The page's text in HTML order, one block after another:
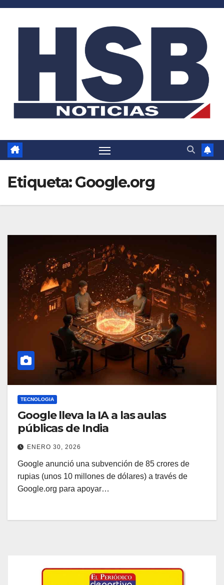
Saltar
Etiqueta:Google.org
TECNOLOGIA
Google lleva la IA a las aulas
públicas de India
ENERO 30, 2026
Google anunció una subvención de 85 crores de
rupias (unos 10 millones de dólares) a través de
Google.org para apoyar…